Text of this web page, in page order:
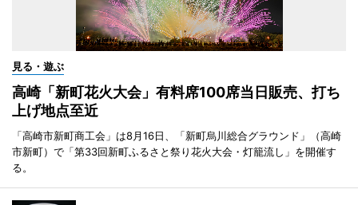
見る・遊ぶ
高崎「新町花火大会」有料席100席当日販売、打ち
上げ地点至近
「高崎市新町商工会」は8月16日、「新町烏川総合グラウンド」（高崎
市新町）で「第33回新町ふるさと祭り花火大会・灯籠流し」を開催す
る。